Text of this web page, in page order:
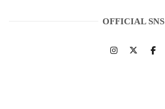
OFFICIAL SNS